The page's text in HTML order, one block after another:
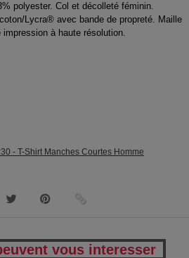
polyester. Col et décolleté féminin.
Lycra® avec bande de propreté. Maille
à haute résolution.
- T-Shirt Manches Courtes Homme
vous interesser